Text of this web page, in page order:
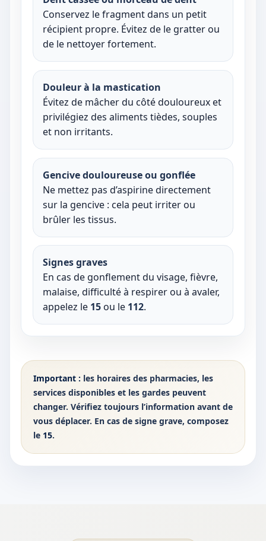
Conservez le fragment dans un petit
récipient propre. Évitez de le gratter ou
de le nettoyer fortement.
Douleur à la mastication
Évitez de mâcher du côté douloureux et
privilégiez des aliments tièdes, souples
et non irritants.
Gencive douloureuse ou gonflée
Ne mettez pas d’aspirine directement
sur la gencive : cela peut irriter ou
brûler les tissus.
Signes graves
En cas de gonflement du visage, fièvre,
malaise, difficulté à respirer ou à avaler,
appelez le 15ou le 112.
Important : les horaires des pharmacies, les
services disponibles et les gardes peuvent
changer. Vérifiez toujours l’information avant de
vous déplacer. En cas de signe grave, composez
le 15.